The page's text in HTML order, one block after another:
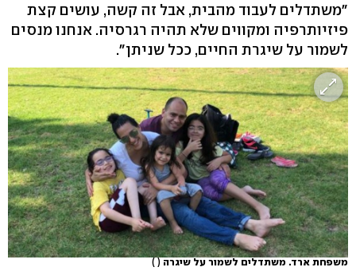
"משתדלים לעבוד מהבית, אבל זה קשה, עושים קצת
פיזיותרפיה ומקווים שלא תהיה רגרסיה. אנחנו מנסים
לשמור על שיגרת החיים, ככל שניתן".
משפחת ארד. משתדלים לשמור על שיגרה ( )